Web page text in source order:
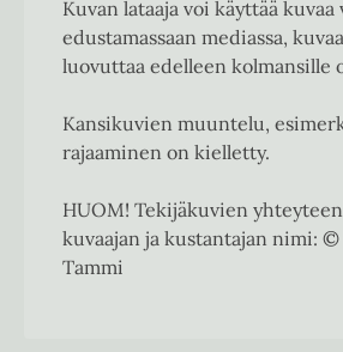
Kuvan lataaja voi käyttää kuvaa
edustamassaan mediassa,
luovuttaa edelleen kolmansille
Kansikuvien muuntelu,
rajaaminen on kielletty.
HUOM! Tekijäkuvien
kuvaajan ja kustantajan nimi:
Tammi